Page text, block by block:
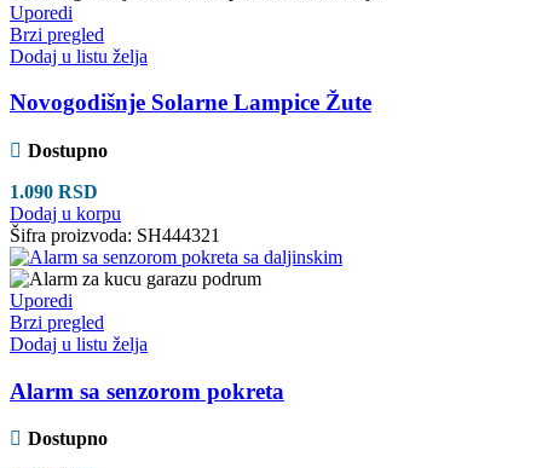
Uporedi
Brzi pregled
Dodaj u listu želja
Novogodišnje Solarne Lampice Žute
Dostupno
1.090 RSD
Dodaj u korpu
Šifra proizvoda: SH444321
Uporedi
Brzi pregled
Dodaj u listu želja
Alarm sa senzorom pokreta
Dostupno